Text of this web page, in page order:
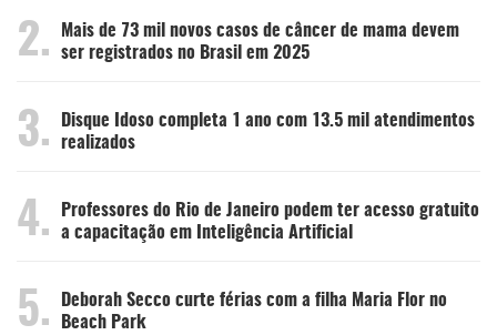
2.
Mais de 73 mil novos casos de câncer de mama devem
ser registrados no Brasil em 2025
3.
Disque Idoso completa 1 ano com 13.5 mil atendimentos
realizados
4.
Professores do Rio de Janeiro podem ter acesso gratuito
a capacitação em Inteligência Artificial
5.
Deborah Secco curte férias com a filha Maria Flor no
Beach Park